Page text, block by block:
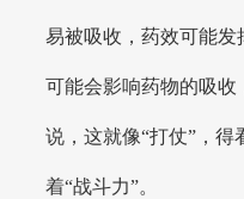
易被吸收，药效可能
可能会影响药物的吸收
说，这就像“打仗”，得
着“战斗力”。